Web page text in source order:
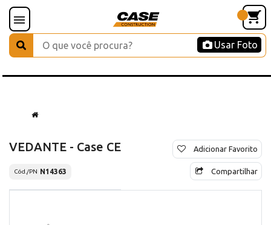
Usar Foto
VEDANTE - Case CE
Cód./PN N14363
Adicionar Favorito
Compartilhar